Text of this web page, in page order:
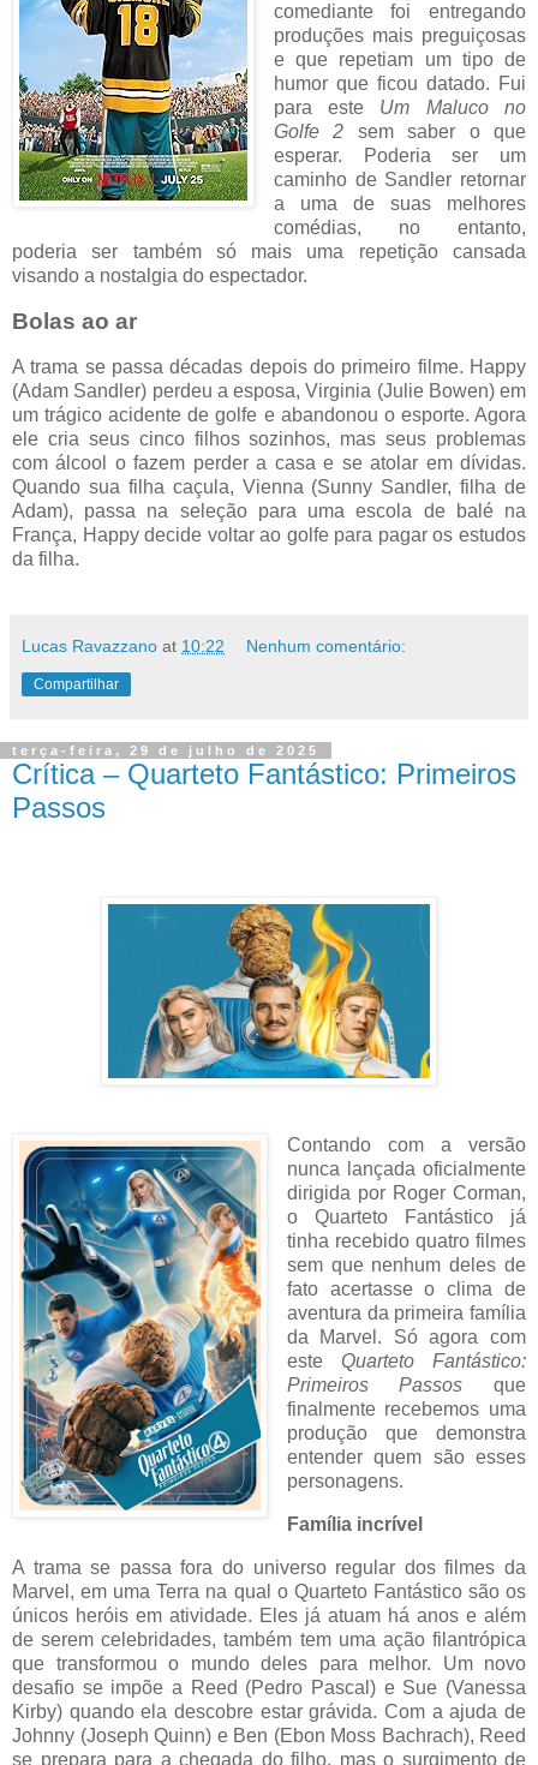
comediante foi entregando
produções mais preguiçosas
e que repetiam um tipo de
humor que ficou datado. Fui
para este Um Maluco no
Golfe 2 sem saber o que
esperar. Poderia ser um
caminho de Sandler retornar
a uma de suas melhores
comédias, no entanto,
poderia ser também só mais uma repetição cansada
visando a nostalgia do espectador.
Bolas ao ar
A trama se passa décadas depois do primeiro filme. Happy
(Adam Sandler) perdeu a esposa, Virginia (Julie Bowen) em
um trágico acidente de golfe e abandonou o esporte. Agora
ele cria seus cinco filhos sozinhos, mas seus problemas
com álcool o fazem perder a casa e se atolar em dívidas.
Quando sua filha caçula, Vienna (Sunny Sandler, filha de
Adam), passa na seleção para uma escola de balé na
França, Happy decide voltar ao golfe para pagar os estudos
da filha.
Lucas Ravazzano at 10:22 Nenhum comentário:
Compartilhar
terça-feira, 29 de julho de 2025
Crítica – Quarteto Fantástico: Primeiros
Passos
Contando com a versão
nunca lançada oficialmente
dirigida por Roger Corman,
o Quarteto Fantástico já
tinha recebido quatro filmes
sem que nenhum deles de
fato acertasse o clima de
aventura da primeira família
da Marvel. Só agora com
este Quarteto Fantástico:
Primeiros Passos que
finalmente recebemos uma
produção que demonstra
entender quem são esses
personagens.
Família incrível
A trama se passa fora do universo regular dos filmes da
Marvel, em uma Terra na qual o Quarteto Fantástico são os
únicos heróis em atividade. Eles já atuam há anos e além
de serem celebridades, também tem uma ação filantrópica
que transformou o mundo deles para melhor. Um novo
desafio se impõe a Reed (Pedro Pascal) e Sue (Vanessa
Kirby) quando ela descobre estar grávida. Com a ajuda de
Johnny (Joseph Quinn) e Ben (Ebon Moss Bachrach), Reed
se prepara para a chegada do filho, mas o surgimento de